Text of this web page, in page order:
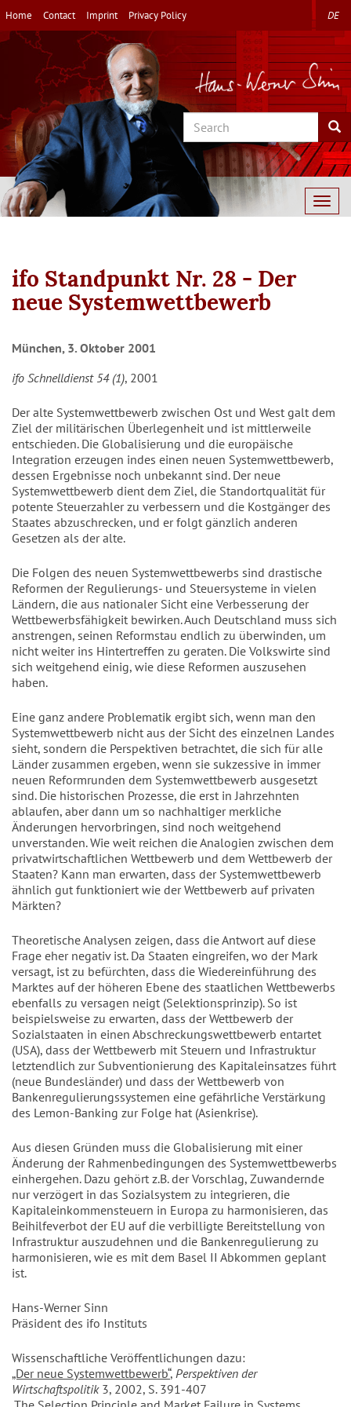
Skip
to
main
Home Contact Imprint Privacy Policy DE
Search
ifo Standpunkt Nr. 28 - Der
neue Systemwettbewerb
München, 3. Oktober 2001
ifo Schnelldienst 54 (1), 2001
Der alte Systemwettbewerb zwischen Ost und West galt dem
Ziel der militärischen Überlegenheit und ist mittlerweile
entschieden. Die Globalisierung und die europäische
Integration erzeugen indes einen neuen Systemwettbewerb,
dessen Ergebnisse noch unbekannt sind. Der neue
Systemwettbewerb dient dem Ziel, die Standortqualität für
potente Steuerzahler zu verbessern und die Kostgänger des
Staates abzuschrecken, und er folgt gänzlich anderen
Gesetzen als der alte.
Die Folgen des neuen Systemwettbewerbs sind drastische
Reformen der Regulierungs- und Steuersysteme in vielen
Ländern, die aus nationaler Sicht eine Verbesserung der
Wettbewerbsfähigkeit bewirken. Auch Deutschland muss sich
anstrengen, seinen Reformstau endlich zu überwinden, um
nicht weiter ins Hintertreffen zu geraten. Die Volkswirte sind
sich weitgehend einig, wie diese Reformen auszusehen
haben.
Eine ganz andere Problematik ergibt sich, wenn man den
Systemwettbewerb nicht aus der Sicht des einzelnen Landes
sieht, sondern die Perspektiven betrachtet, die sich für alle
Länder zusammen ergeben, wenn sie sukzessive in immer
neuen Reformrunden dem Systemwettbewerb ausgesetzt
sind. Die historischen Prozesse, die erst in Jahrzehnten
ablaufen, aber dann um so nachhaltiger merkliche
Änderungen hervorbringen, sind noch weitgehend
unverstanden. Wie weit reichen die Analogien zwischen dem
privatwirtschaftlichen Wettbewerb und dem Wettbewerb der
Staaten? Kann man erwarten, dass der Systemwettbewerb
ähnlich gut funktioniert wie der Wettbewerb auf privaten
Märkten?
Theoretische Analysen zeigen, dass die Antwort auf diese
Frage eher negativ ist. Da Staaten eingreifen, wo der Mark
versagt, ist zu befürchten, dass die Wiedereinführung des
Marktes auf der höheren Ebene des staatlichen Wettbewerbs
ebenfalls zu versagen neigt (Selektionsprinzip). So ist
beispielsweise zu erwarten, dass der Wettbewerb der
Sozialstaaten in einen Abschreckungswettbewerb entartet
(USA), dass der Wettbewerb mit Steuern und Infrastruktur
letztendlich zur Subventionierung des Kapitaleinsatzes führt
(neue Bundesländer) und dass der Wettbewerb von
Bankenregulierungssystemen eine gefährliche Verstärkung
des Lemon-Banking zur Folge hat (Asienkrise).
Aus diesen Gründen muss die Globalisierung mit einer
Änderung der Rahmenbedingungen des Systemwettbewerbs
einhergehen. Dazu gehört z.B. der Vorschlag, Zuwandernde
nur verzögert in das Sozialsystem zu integrieren, die
Kapitaleinkommensteuern in Europa zu harmonisieren, das
Beihilfeverbot der EU auf die verbilligte Bereitstellung von
Infrastruktur auszudehnen und die Bankenregulierung zu
harmonisieren, wie es mit dem Basel II Abkommen geplant
ist.
Hans-Werner Sinn
Präsident des ifo Instituts
Wissenschaftliche Veröffentlichungen dazu:
„Der neue Systemwettbewerb“, Perspektiven der
Wirtschaftspolitik3, 2002, S. 391-407